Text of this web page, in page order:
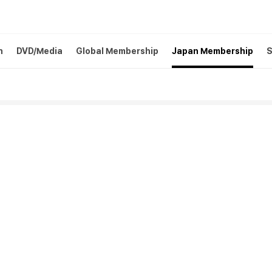
DVD/Media Global Membership Japan Membership